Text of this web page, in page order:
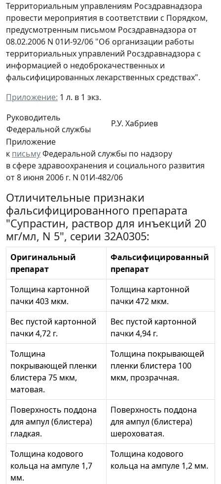
Территориальным управлениям Росздравнадзора
провести мероприятия в соответствии с Порядком,
предусмотренным письмом Росздравнадзора от
08.02.2006 N 01И-92/06 "Об организации работы
территориальных управлений Росздравнадзора с
информацией о недоброкачественных и
фальсифицированных лекарственных средствах".
Приложение: 1 л. в 1 экз.
Руководитель
Федеральной службы
Р.У. Хабриев
Приложение
к письмуФедеральной службы по надзору
в сфере здравоохранения и социального развития
от 8 июня 2006 г. N 01И-482/06
Отличительные признаки
фальсифицированного препарата
"Супрастин, раствор для инъекций 20
мг/мл, N 5", серии 32А0305:
Оригинальный
препарат
Фальсифицированный
препарат
Толщина картонной
пачки 403 мкм.
Толщина картонной
пачки 472 мкм.
Вес пустой картонной
пачки 4,72 г.
Вес пустой картонной
пачки 4,94 г.
Толщина
покрывающей пленки
блистера 75 мкм,
матовая.
Толщина покрывающей
пленки блистера 100
мкм, прозрачная.
Поверхность поддона
для ампул (блистера)
гладкая.
Поверхность поддона
для ампул (блистера)
шероховатая.
Толщина кодового
кольца на ампуле 1,7
мм.
Толщина кодового
кольца на ампуле 1,2 мм.